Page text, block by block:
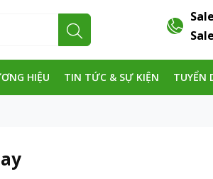
HIỆU TIN TỨC & SỰ KIỆN TUYỂN